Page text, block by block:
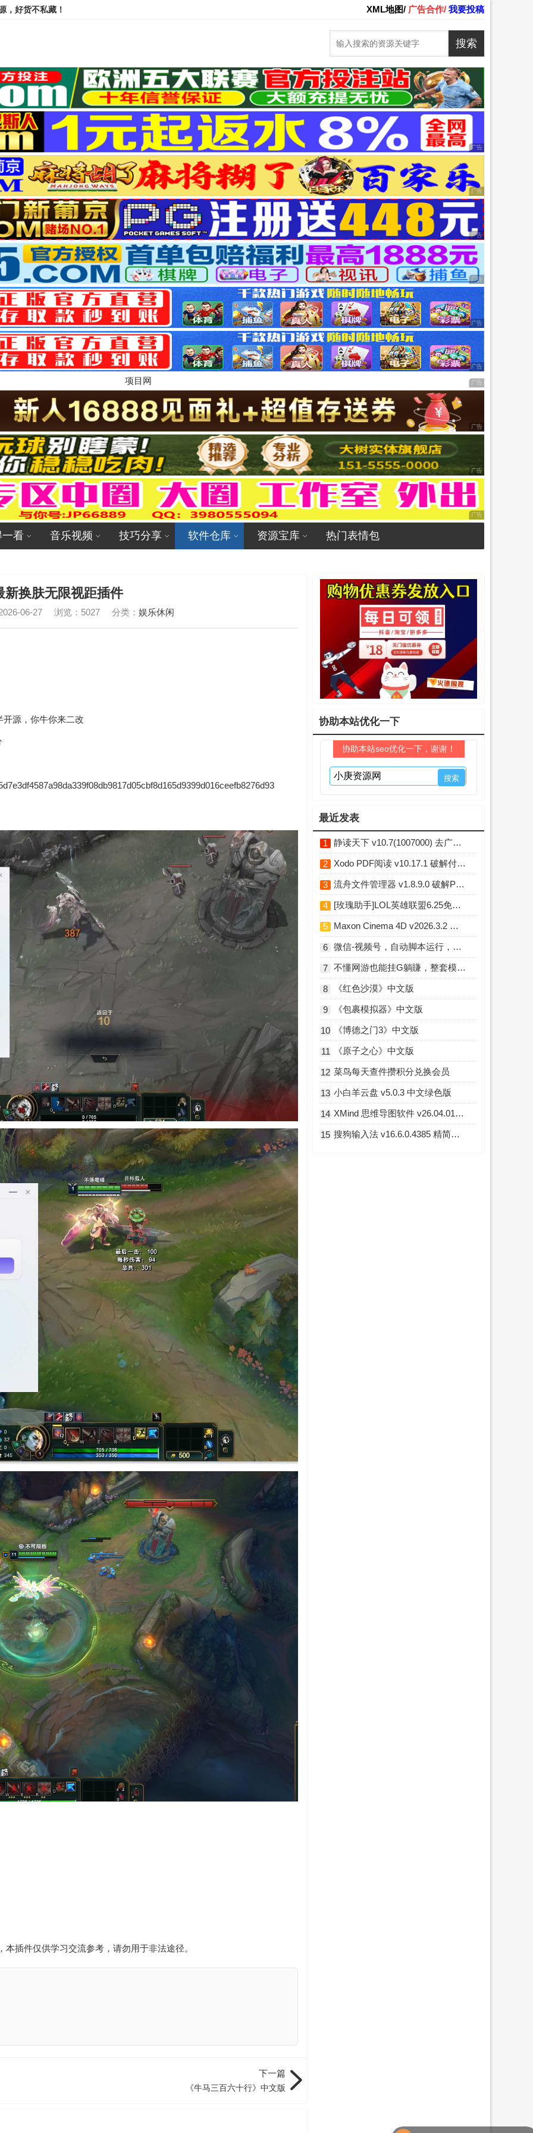
，好货不私藏！ XML地图/ 广告合作/ 我要投稿
一看 音乐视频 技巧分享 软件仓库 资源宝库 热门表情包
新换肤无限视距插件
06-27 浏览：5027 分类：娱乐休闲
源，你牛你来二改
本插件仅供学习交流参考，请勿用于非法途径。
下一篇
《牛马三百六十行》中文版
协助本站优化一下
协助本站seo优化一下，谢谢！
最近发表
1 静读天下 v10.7(1007000) 去广告破解版
2 Xodo PDF阅读 v10.17.1 破解付费专业版
3 流舟文件管理器 v1.8.9.0 破解Pro专业版
4 [玫瑰助手]LOL英雄联盟6.25免费换肤插件 Python版
5 Maxon Cinema 4D v2026.3.2 中文破解版
6 微信-视频号，自动脚本运行，彻底解放双手日入100+
7 不懂网游也能挂G躺賺，整套模板照搬日日增收，单机每天稳定1000+【揭秘】
8 《红色沙漠》中文版
9 《包裹模拟器》中文版
10 《博德之门3》中文版
11 《原子之心》中文版
12 菜鸟每天查件攒积分兑换会员
13 小白羊云盘 v5.0.3 中文绿色版
14 XMind 思维导图软件 v26.04.01341 破解版
15 搜狗输入法 v16.6.0.4385 精简优化版